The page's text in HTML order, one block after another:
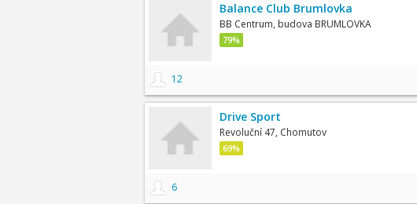
Balance Club Brumlovka
BB Centrum, budova BRUMLOVKA
79%
12
Drive Sport
Revoluční 47, Chomutov
69%
6